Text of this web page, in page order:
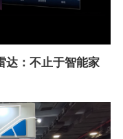
达：不止于智能家